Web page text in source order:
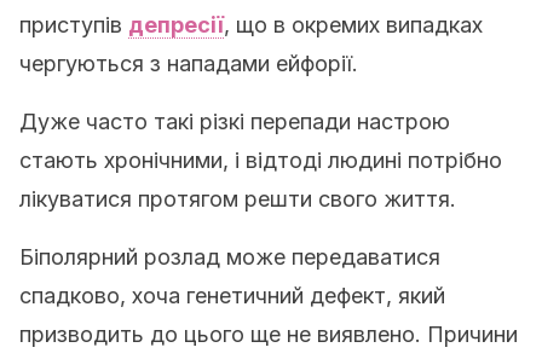
приступів депресії, що в окремих випадках
чергуються з нападами ейфорії.
Дуже часто такі різкі перепади настрою
стають хронічними, і відтоді людині потрібно
лікуватися протягом решти свого життя.
Біполярний розлад може передаватися
спадково, хоча генетичний дефект, який
призводить до цього ще не виявлено. Причини